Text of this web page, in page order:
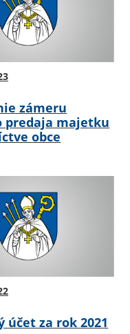
zámeru
predaja majetku
obce
účet za rok 2021